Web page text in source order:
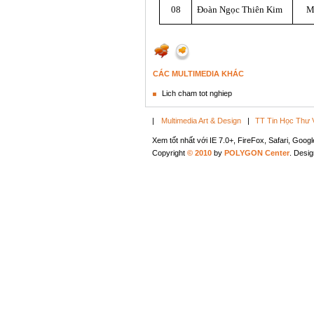
08 Đoàn Ngọc Thiên Kim
CÁC MULTIMEDIA KHÁC
Lich cham tot nghiep
| Multimedia Art & Design | TT Tin Học Thư
Xem tốt nhất với IE 7.0+, FireFox, Safari,
Copyright © 2010 by POLYGON Center .